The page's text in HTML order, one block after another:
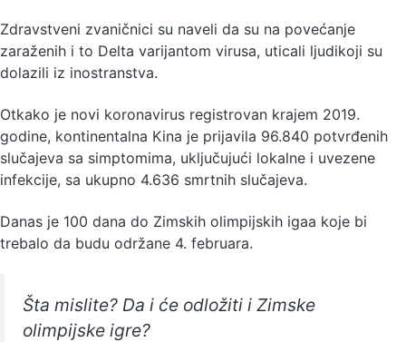
Zdravstveni zvaničnici su naveli da su na povećanje
zaraženih i to Delta varijantom virusa, uticali ljudikoji su
dolazili iz inostranstva.
Otkako je novi koronavirus registrovan krajem 2019.
godine, kontinentalna Kina je prijavila 96.840 potvrđenih
slučajeva sa simptomima, uključujući lokalne i uvezene
infekcije, sa ukupno 4.636 smrtnih slučajeva.
Danas je 100 dana do Zimskih olimpijskih igaa koje bi
trebalo da budu održane 4. februara.
Šta mislite? Da i će odložiti i Zimske
olimpijske igre?